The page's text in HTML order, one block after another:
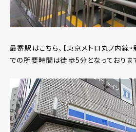
最寄駅はこちら、【東京メトロ丸ノ内線
での所要時間は徒歩5分となっておりま